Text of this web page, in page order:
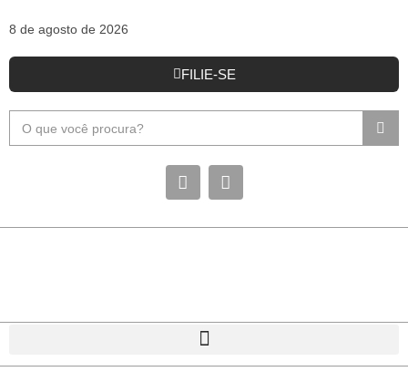
8 de agosto de 2026
FILIE-SE